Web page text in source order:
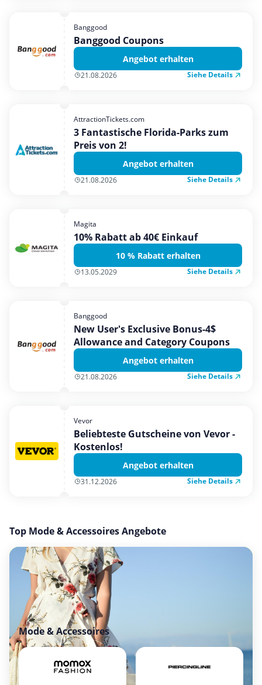
Banggood
Banggood Coupons
Angebot erhalten
21.08.2026 Siehe Details
AttractionTickets.com
3 Fantastische Florida-Parks zum
Preis von 2!
Angebot erhalten
21.08.2026 Siehe Details
Magita
10% Rabatt ab 40€ Einkauf
10 % Rabatt erhalten
13.05.2029 Siehe Details
Banggood
New User's Exclusive Bonus-4$
Allowance and Category Coupons
Angebot erhalten
21.08.2026 Siehe Details
Vevor
Beliebteste Gutscheine von Vevor -
Kostenlos!
Angebot erhalten
31.12.2026 Siehe Details
Top Mode & Accessoires Angebote
Mode & Accessoires